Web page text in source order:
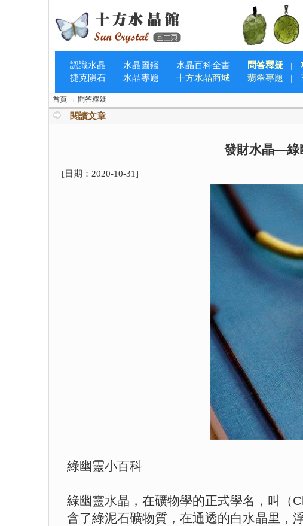
認識水晶 | 水晶圖鑑 | 水晶百科全書 | 問答釋疑 |
捷克隕石 | 水晶專題 | 十方水晶商城 | 翡翠專題 |
首頁 → 問答釋疑
閱讀文章
發財水晶—綠
[日期： 2020-10-31]
綠幽靈小百科
綠幽靈水晶，在礦物學的正式學名，叫（
含了綠泥石礦物質，在通透的白水晶里，